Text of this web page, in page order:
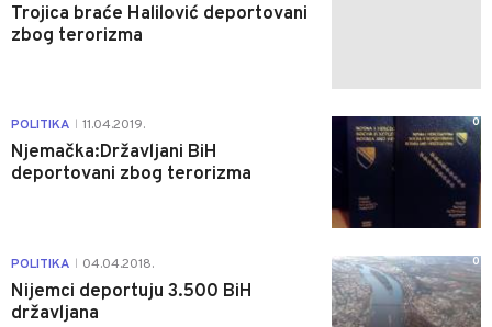
Trojica braće Halilović deportovani
zbog terorizma
POLITIKA 11.04.2019.
Njemačka:Državljani BiH
deportovani zbog terorizma
0
POLITIKA 04.04.2018.
Nijemci deportuju 3.500 BiH
državljana
0